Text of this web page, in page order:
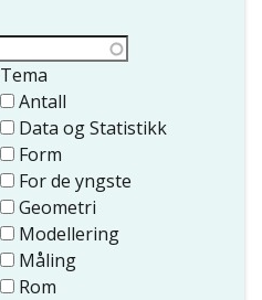
Tema
Antall
Data og Statistikk
Form
For de yngste
Geometri
Modellering
Måling
Rom